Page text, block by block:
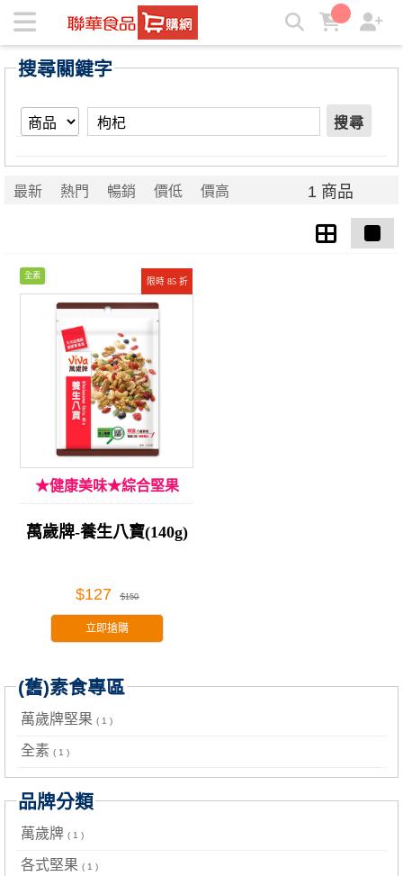
【枸杞】搜尋結果 | ★聯華食品e購網★
搜尋關鍵字
搜尋
最新 熱門 暢銷 價低 價高 1 商品
限時 85 折
全素
★健康美味★綜合堅果
萬歲牌-養生八寶(140g)
$127 $150
立即搶購
(舊)素食專區
萬歲牌堅果 ( 1 )
全素 ( 1 )
品牌分類
萬歲牌 ( 1 )
各式堅果 ( 1 )